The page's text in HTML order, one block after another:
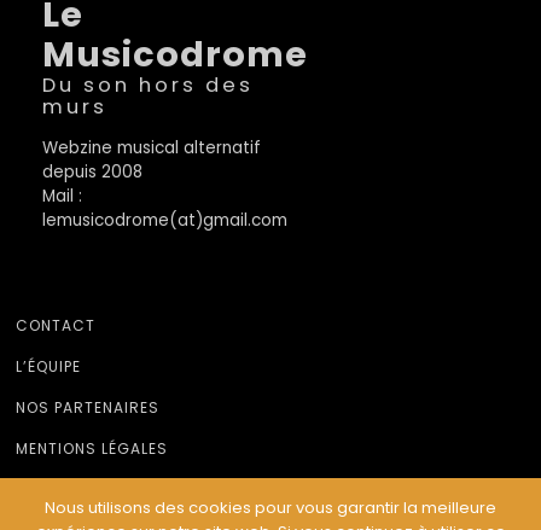
Le
Musicodrome
Du son hors des
murs
Webzine musical alternatif
depuis 2008
Mail :
lemusicodrome(at)gmail.com
CONTACT
L’ÉQUIPE
NOS PARTENAIRES
MENTIONS LÉGALES
Nous utilisons des cookies pour vous garantir la meilleure